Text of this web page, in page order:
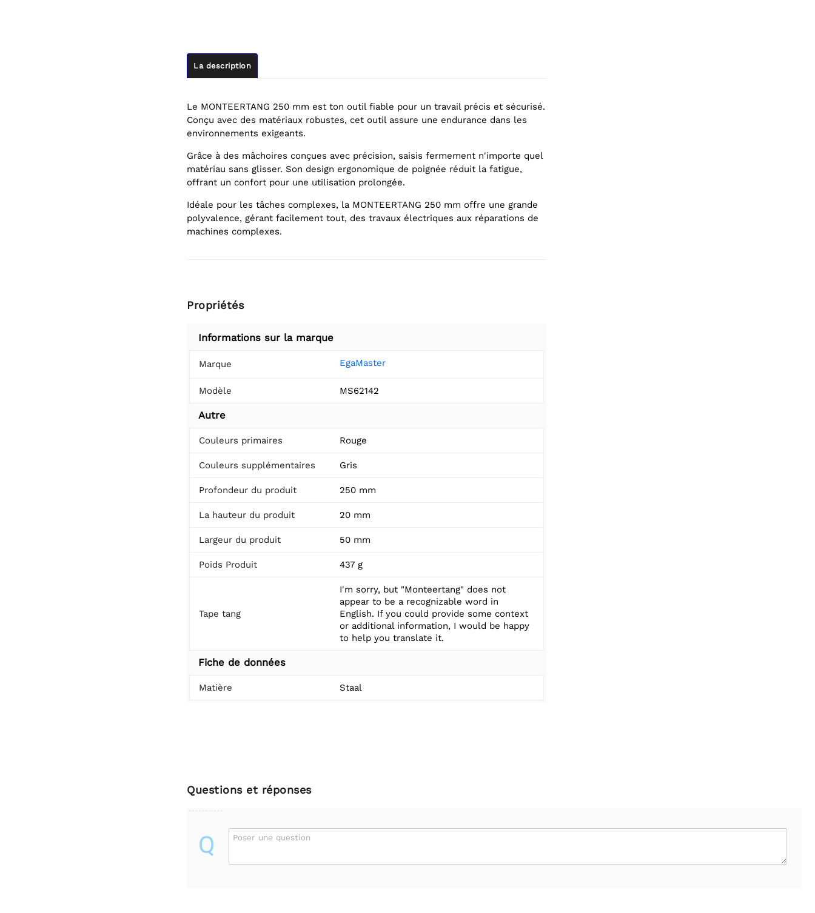
La description
Le MONTEERTANG 250 mm est ton outil fiable pour un travail précis et sécurisé.
Conçu avec des matériaux robustes, cet outil assure une endurance dans les
environnements exigeants.
Grâce à des mâchoires conçues avec précision, saisis fermement n'importe quel
matériau sans glisser. Son design ergonomique de poignée réduit la fatigue,
offrant un confort pour une utilisation prolongée.
Idéale pour les tâches complexes, la MONTEERTANG 250 mm offre une grande
polyvalence, gérant facilement tout, des travaux électriques aux réparations de
machines complexes.
Propriétés
Informations sur la marque
Marque EgaMaster
Modèle MS62142
Autre
Couleurs primaires Rouge
Couleurs supplémentaires Gris
Profondeur du produit 250 mm
La hauteur du produit 20 mm
Largeur du produit 50 mm
Poids Produit 437 g
Tape tang
I'm sorry, but "Monteertang" does not
appear to be a recognizable word in
English. If you could provide some context
or additional information, I would be happy
to help you translate it.
Fiche de données
Matière Staal
Questions et réponses
Q Poser une question